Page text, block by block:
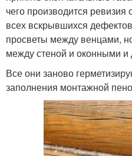
чего производится
всех вскрывшихся
просветы между венцами,
между стеной и оконными
Все они заново
заполнения монтажной